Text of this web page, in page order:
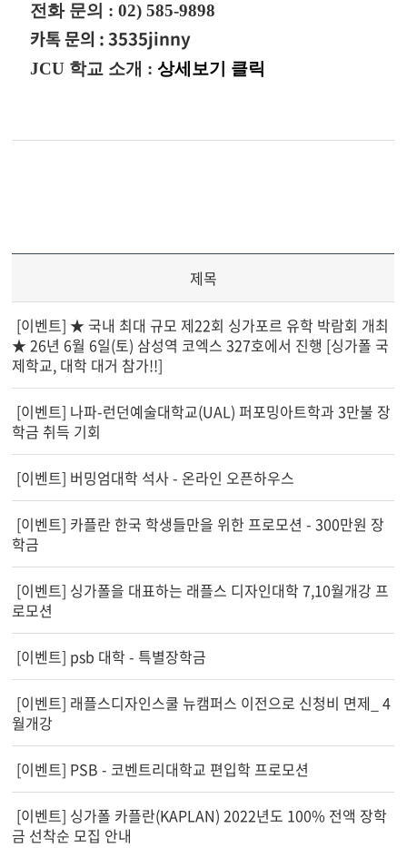
전화 문의 : 02) 585-9898
카톡 문의 : 3535jinny
JCU 학교 소개 :상세보기 클릭
제목
[이벤트] ★ 국내 최대 규모 제22회 싱가포르 유학 박람회 개최
★ 26년 6월 6일(토) 삼성역 코엑스 327호에서 진행 [싱가폴 국
제학교, 대학 대거 참가!!]
[이벤트] 나파-런던예술대학교(UAL) 퍼포밍아트학과 3만불 장
학금 취득 기회
[이벤트] 버밍엄대학 석사 - 온라인 오픈하우스
[이벤트] 카플란 한국 학생들만을 위한 프로모션 - 300만원 장
학금
[이벤트] 싱가폴을 대표하는 래플스 디자인대학 7,10월개강 프
로모션
[이벤트] psb 대학 - 특별장학금
[이벤트] 래플스디자인스쿨 뉴캠퍼스 이전으로 신청비 면제_ 4
월개강
[이벤트] PSB - 코벤트리대학교 편입학 프로모션
[이벤트] 싱가폴 카플란(KAPLAN) 2022년도 100% 전액 장학
금 선착순 모집 안내